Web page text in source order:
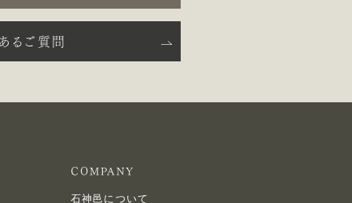
あるご質問
COMPANY
石神邑について